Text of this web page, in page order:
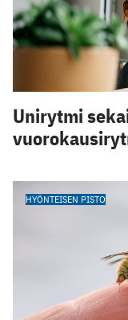
Unirytmi
HYÖNTEISEN PISTO